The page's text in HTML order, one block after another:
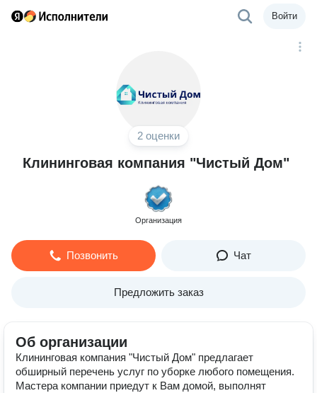
Войти
2 оценки
Клининговая компания "Чистый Дом"
Организация
Позвонить Чат
Предложить заказ
Об организации
Клининговая компания "Чистый Дом" предлагает
обширный перечень услуг по уборке любого помещения.
Мастера компании приедут к Вам домой, выполнят